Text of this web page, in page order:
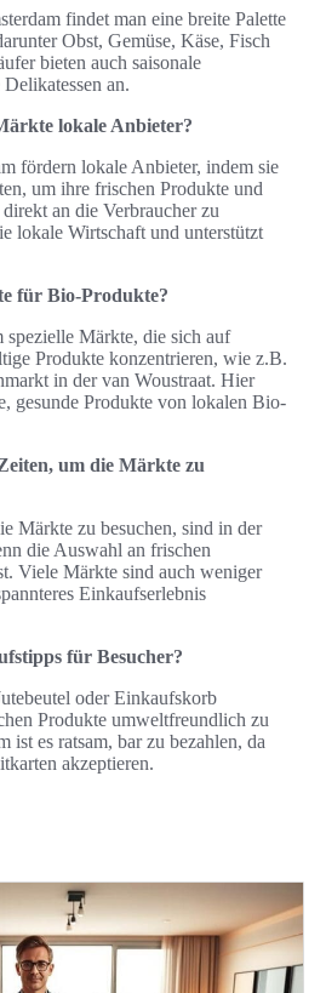
findet man eine breite Palette
Obst, Gemüse, Käse, Fisch
bieten auch saisonale
an.
lokale Anbieter?
fördern lokale Anbieter, indem sie
um ihre frischen Produkte und
an die Verbraucher zu
lokale Wirtschaft und unterstützt
für Bio-Produkte?
spezielle Märkte, die sich auf
Produkte konzentrieren, wie z.B.
in der van Woustraat. Hier
gesunde Produkte von lokalen Bio-
um die Märkte zu
Märkte zu besuchen, sind in der
die Auswahl an frischen
Viele Märkte sind auch weniger
Einkaufserlebnis
für Besucher?
oder Einkaufskorb
Produkte umweltfreundlich zu
ist es ratsam, bar zu bezahlen, da
akzeptieren.